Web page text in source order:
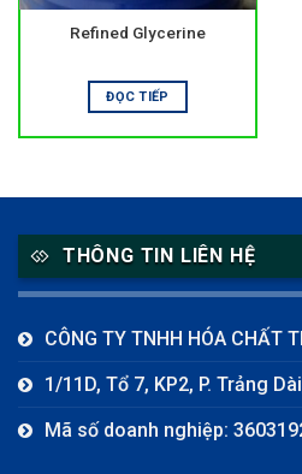
Refined Glycerine
ĐỌC TIẾP
THÔNG TIN LIÊN HỆ
CÔNG TY TNHH HÓA CHẤT
1/11D, Tổ 7, KP2, P. Trảng
Mã số doanh nghiệp: